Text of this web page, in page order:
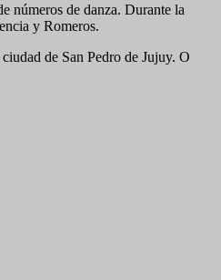
números de danza. Durante la
y Romeros.
de San Pedro de Jujuy. O